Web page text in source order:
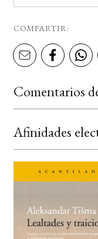
COMPARTIR:
Comentarios
Afinidades